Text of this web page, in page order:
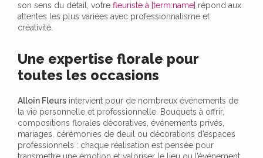
son sens du détail, votre fleuriste à [term:name] répond aux
attentes les plus variées avec professionnalisme et
créativité.
Une expertise florale pour
toutes les occasions
Alloin Fleurs intervient pour de nombreux événements de
la vie personnelle et professionnelle. Bouquets à offrir,
compositions florales décoratives, événements privés,
mariages, cérémonies de deuil ou décorations d’espaces
professionnels : chaque réalisation est pensée pour